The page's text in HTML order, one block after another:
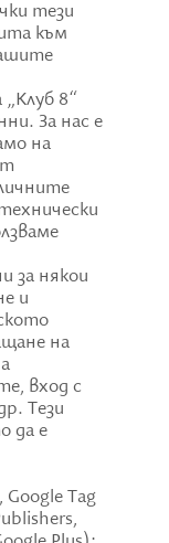
тези
към
8“
За нас е
на
за някои
и
на
вход с
Тези
да е
Google Tag